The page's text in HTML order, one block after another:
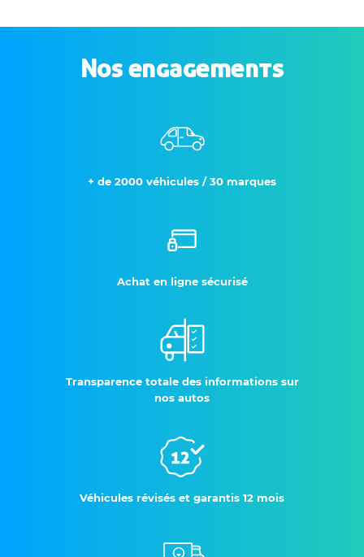
Nos engagements
+ de 2000 véhicules / 30 marques
Achat en ligne sécurisé
Transparence totale des informations sur
nos autos
Véhicules révisés et garantis 12 mois